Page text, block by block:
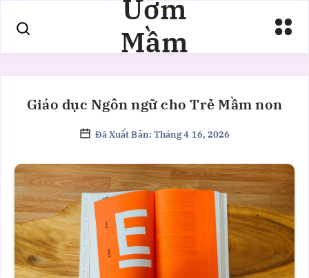
Ươm
Mầm
Giáo dục Ngôn ngữ cho Trẻ Mầm non
Đã Xuất Bản: Tháng 4 16, 2026